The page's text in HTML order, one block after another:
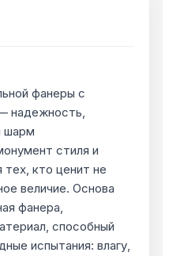
фанеры с
надежность,
шарм
стиля и
тех, кто ценит не
величие. Основа
фанера,
способный
испытания: влагу,